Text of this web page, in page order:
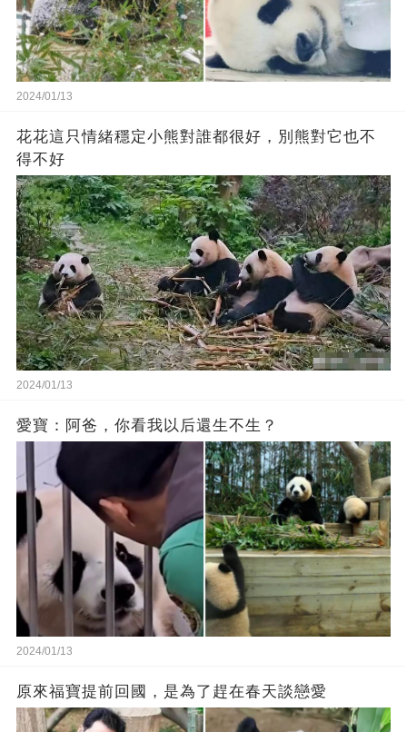
2024/01/13
花花這只情緒穩定小熊對誰都很好，別熊對它也不
得不好
2024/01/13
愛寶：阿爸，你看我以后還生不生？
2024/01/13
原來福寶提前回國，是為了趕在春天談戀愛